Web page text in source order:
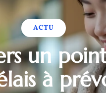
ACTU
un
à